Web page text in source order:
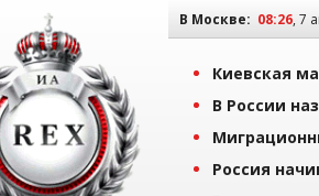
В Москве: 08:26, 7
Киевская
В России
Россия